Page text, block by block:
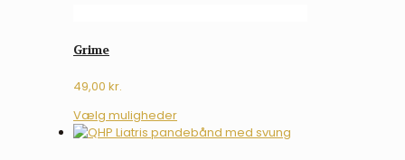
Grime
49,00 kr.
Vælg mulighederDette
vare